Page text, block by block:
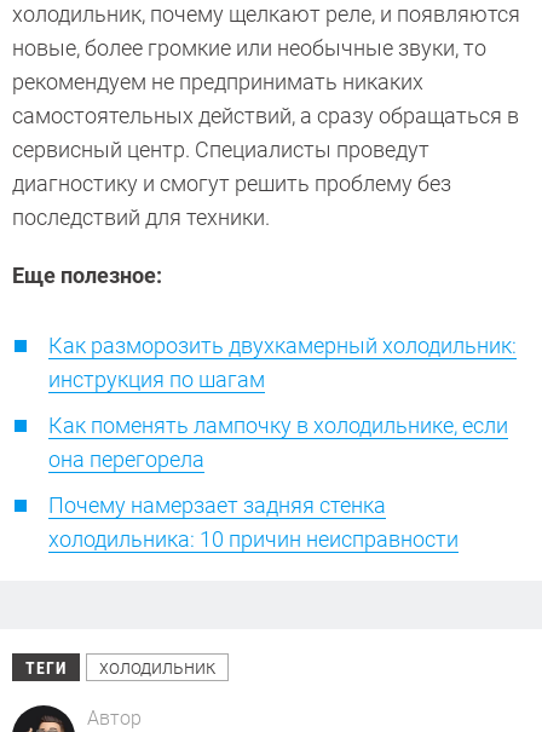
холодильник, почему щелкают реле, и появляются
новые, более громкие или необычные звуки, то
рекомендуем не предпринимать никаких
самостоятельных действий, а сразу обращаться в
сервисный центр. Специалисты проведут
диагностику и смогут решить проблему без
последствий для техники.
Еще полезное:
Как разморозить двухкамерный холодильник:
инструкция по шагам
Как поменять лампочку в холодильнике, если
она перегорела
Почему намерзает задняя стенка
холодильника: 10 причин неисправности
ТЕГИ холодильник
Автор